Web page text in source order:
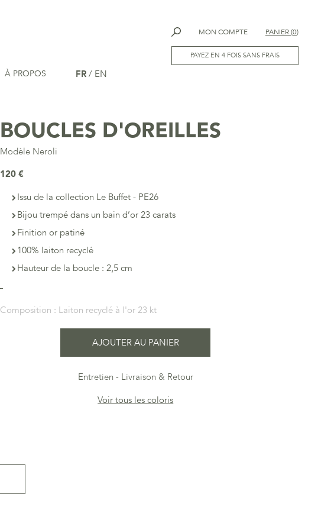
MON COMPTE PANIER(0)
PAYEZ EN 4 FOIS SANS FRAIS
À PROPOS FR / EN
BOUCLES D'OREILLES
Modèle Neroli
120 €
Issu de la collection Le Buffet - PE26
Bijou trempé dans un bain d’or 23 carats
Finition or patiné
100% laiton recyclé
Hauteur de la boucle : 2,5 cm
Composition : Laiton recyclé à l'or 23 kt
AJOUTER AU PANIER
Entretien
Livraison & Retour
Voir tous les coloris